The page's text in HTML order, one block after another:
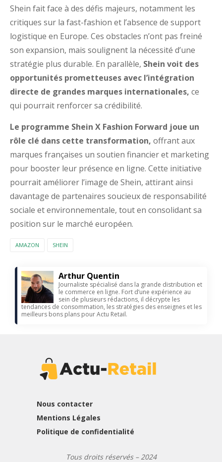
Shein fait face à des défis majeurs, notamment les
critiques sur la fast-fashion et l’absence de support
logistique en Europe. Ces obstacles n’ont pas freiné
son expansion, mais soulignent la nécessité d’une
stratégie plus durable. En parallèle, Shein voit des
opportunités prometteuses avec l’intégration
directe de grandes marques internationales, ce
qui pourrait renforcer sa crédibilité.
Le programme Shein X Fashion Forward joue un
rôle clé dans cette transformation, offrant aux
marques françaises un soutien financier et marketing
pour booster leur présence en ligne. Cette initiative
pourrait améliorer l’image de Shein, attirant ainsi
davantage de partenaires soucieux de responsabilité
sociale et environnementale, tout en consolidant sa
position sur le marché européen.
AMAZON SHEIN
Arthur Quentin
Journaliste spécialisé dans la grande distribution et
le commerce en ligne. Fort d’une expérience au
sein de plusieurs rédactions, il décrypte les
tendances de consommation, les stratégies des enseignes et les
meilleurs bons plans pour Actu Retail.
Nous contacter
Mentions Légales
Politique de confidentialité
Tous droits réservés – 2024